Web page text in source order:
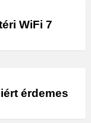
WiFi 7
érdemes